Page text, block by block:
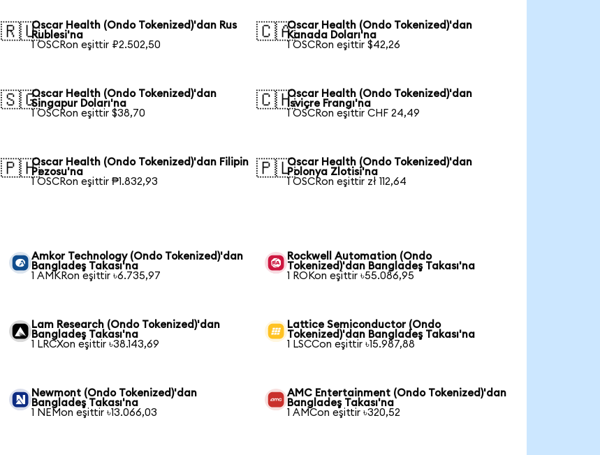
🇷🇺Oscar Health (Ondo Tokenized)'dan Rus
Rublesi'na
1 OSCRon eşittir ₽2.502,50
🇨🇦Oscar Health (Ondo Tokenized)'dan
Kanada Doları'na
1 OSCRon eşittir $42,26
🇸🇬Oscar Health (Ondo Tokenized)'dan
Singapur Doları'na
1 OSCRon eşittir $38,70
🇨🇭Oscar Health (Ondo Tokenized)'dan
İsviçre Frangı'na
1 OSCRon eşittir CHF 24,49
🇵🇭Oscar Health (Ondo Tokenized)'dan Filipin
Pezosu'na
1 OSCRon eşittir ₱1.832,93
🇵🇱Oscar Health (Ondo Tokenized)'dan
Polonya Zlotisi'na
1 OSCRon eşittir zł 112,64
Amkor Technology (Ondo Tokenized)'dan
Bangladeş Takası'na
1 AMKRon eşittir ৳6.735,97
Rockwell Automation (Ondo
Tokenized)'dan Bangladeş Takası'na
1 ROKon eşittir ৳55.086,95
Lam Research (Ondo Tokenized)'dan
Bangladeş Takası'na
1 LRCXon eşittir ৳38.143,69
Lattice Semiconductor (Ondo
Tokenized)'dan Bangladeş Takası'na
1 LSCCon eşittir ৳15.987,88
Newmont (Ondo Tokenized)'dan
Bangladeş Takası'na
1 NEMon eşittir ৳13.066,03
AMC Entertainment (Ondo Tokenized)'dan
Bangladeş Takası'na
1 AMCon eşittir ৳320,52